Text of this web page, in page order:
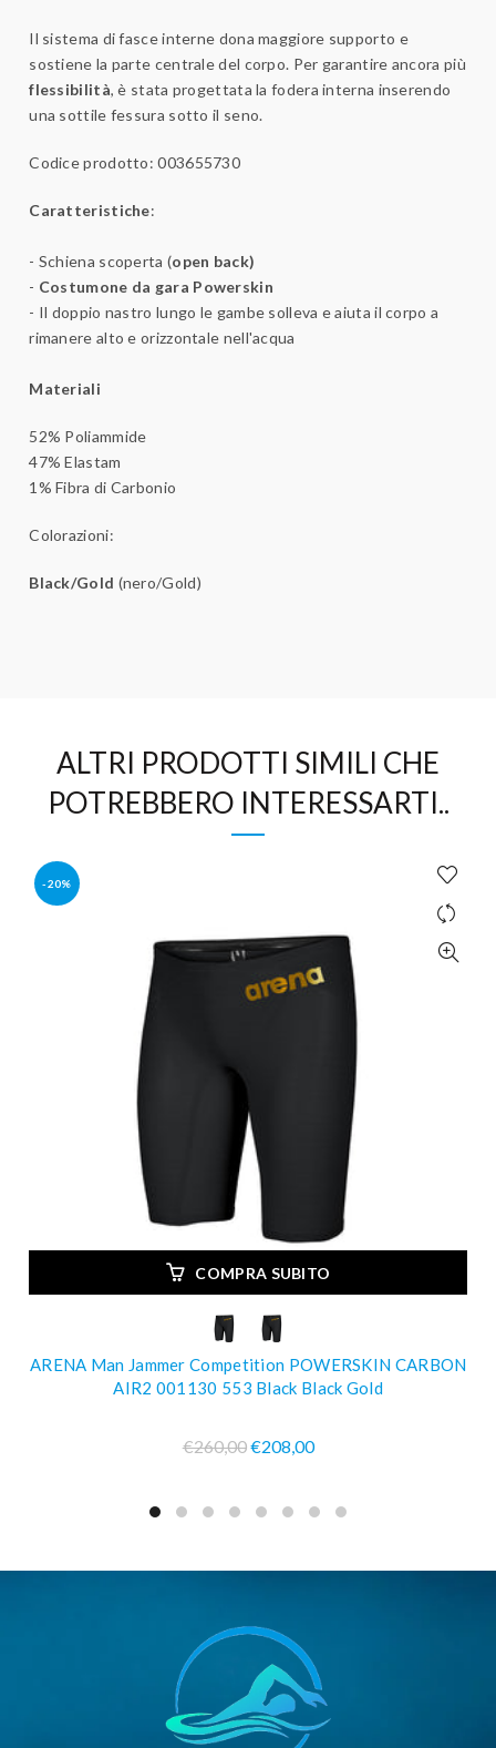
Il sistema di fasce interne dona maggiore supporto e
sostiene la parte centrale del corpo. Per garantire ancora più
flessibilità, è stata progettata la fodera interna inserendo
una sottile fessura sotto il seno.
Codice prodotto: 003655730
Caratteristiche:
- Schiena scoperta (open back)
- Costumone da gara Powerskin
- Il doppio nastro lungo le gambe solleva e aiuta il corpo a
rimanere alto e orizzontale nell'acqua
Materiali
52% Poliammide
47% Elastam
1% Fibra di Carbonio
Colorazioni:
Black/Gold (nero/Gold)
ALTRI PRODOTTI SIMILI CHE
POTREBBERO INTERESSARTI..
-20%
COMPRA SUBITO
ARENA Man Jammer Competition POWERSKIN CARBON
AIR2 001130 553 Black Black Gold
€260,00€208,00